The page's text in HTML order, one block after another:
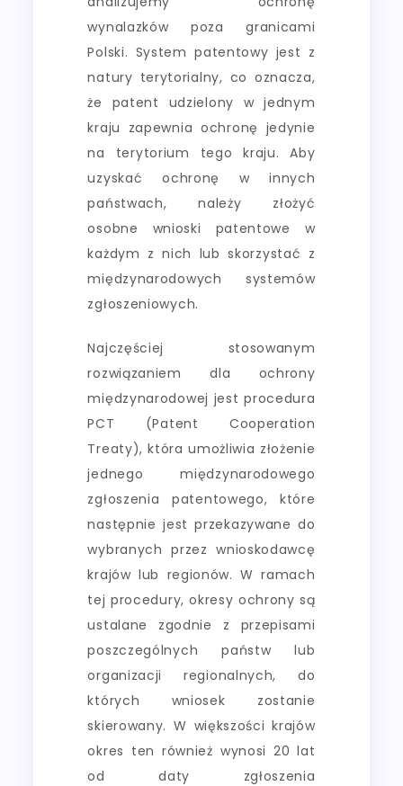
wynalazków poza granicami
Polski. System patentowy jest z
natury terytorialny, co oznacza,
że patent udzielony w jednym
kraju zapewnia ochronę jedynie
na terytorium tego kraju. Aby
uzyskać ochronę w innych
państwach, należy złożyć
osobne wnioski patentowe w
każdym z nich lub skorzystać z
międzynarodowych systemów
zgłoszeniowych.
Najczęściej stosowanym
rozwiązaniem dla ochrony
międzynarodowej jest procedura
PCT (Patent Cooperation
Treaty), która umożliwia złożenie
jednego międzynarodowego
zgłoszenia patentowego, które
następnie jest przekazywane do
wybranych przez wnioskodawcę
krajów lub regionów. W ramach
tej procedury, okresy ochrony są
ustalane zgodnie z przepisami
poszczególnych państw lub
organizacji regionalnych, do
których wniosek zostanie
skierowany. W większości krajów
okres ten również wynosi 20 lat
od daty zgłoszenia